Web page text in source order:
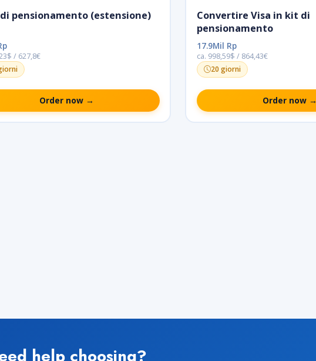
pensionamento (estensione)
/ 627,8€
Order now →
Convertire Visa in kit di
pensionamento
17.9Mil Rp
ca. 998,59$ / 864,43€
20 giorni
Order now →
help choosing?